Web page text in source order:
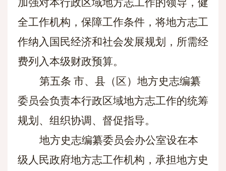
加强对本行政区域地方志工作的领导，健
全工作机构，保障工作条件，将地方志工
作纳入国民经济和社会发展规划，所需经
费列入本级财政预算。
第五条 市、县（区）地方史志编纂
委员会负责本行政区域地方志工作的统筹
规划、组织协调、督促指导。
地方史志编纂委员会办公室设在本
级人民政府地方志工作机构，承担地方史